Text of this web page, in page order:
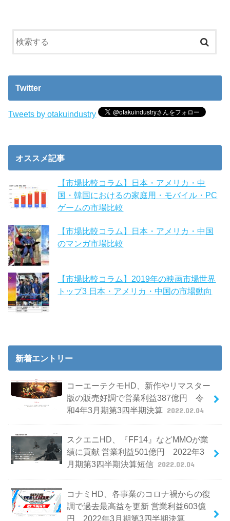
Twitter
Tweets by otakuindustry
オススメ記事
【市場比較コラム】日本・アメリカ・中
国・韓国におけるの家庭用・モバイル・PC
ゲームの市場比較
【市場比較コラム】日本・アメリカ・中国
のマンガ市場比較
【市場比較コラム】2019年の映画市場世界
トップ3 日本・アメリカ・中国の市場動向
新着エントリー
コーエーテクモHD、新作やリマスター
版の販売好調で営業利益387億円 令
和4年3月期第3四半期決算 2022.02.04
スクエニHD、『FF14』などMMOが業
績に貢献 営業利益501億円 2022年3
月期第3四半期決算短信 2022.02.04
コナミHD、各事業のコロナ禍からの復
調で過去最高益を更新 営業利益603億
円 2022年3月期第3四半期決算